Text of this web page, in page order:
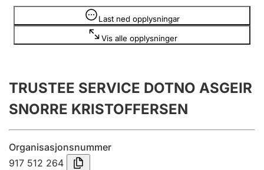
Fleire organisasjonsformer
Årsrekneskap
Innsending og forseinkingsgebyr
Tinglysing
Last ned opplysningar
Vis alle opplysninger
Opplysninger er skjult
TRUSTEE SERVICE DOTNO ASGEIR
SNORRE KRISTOFFERSEN
Organisasjonsnummer
917 512 264